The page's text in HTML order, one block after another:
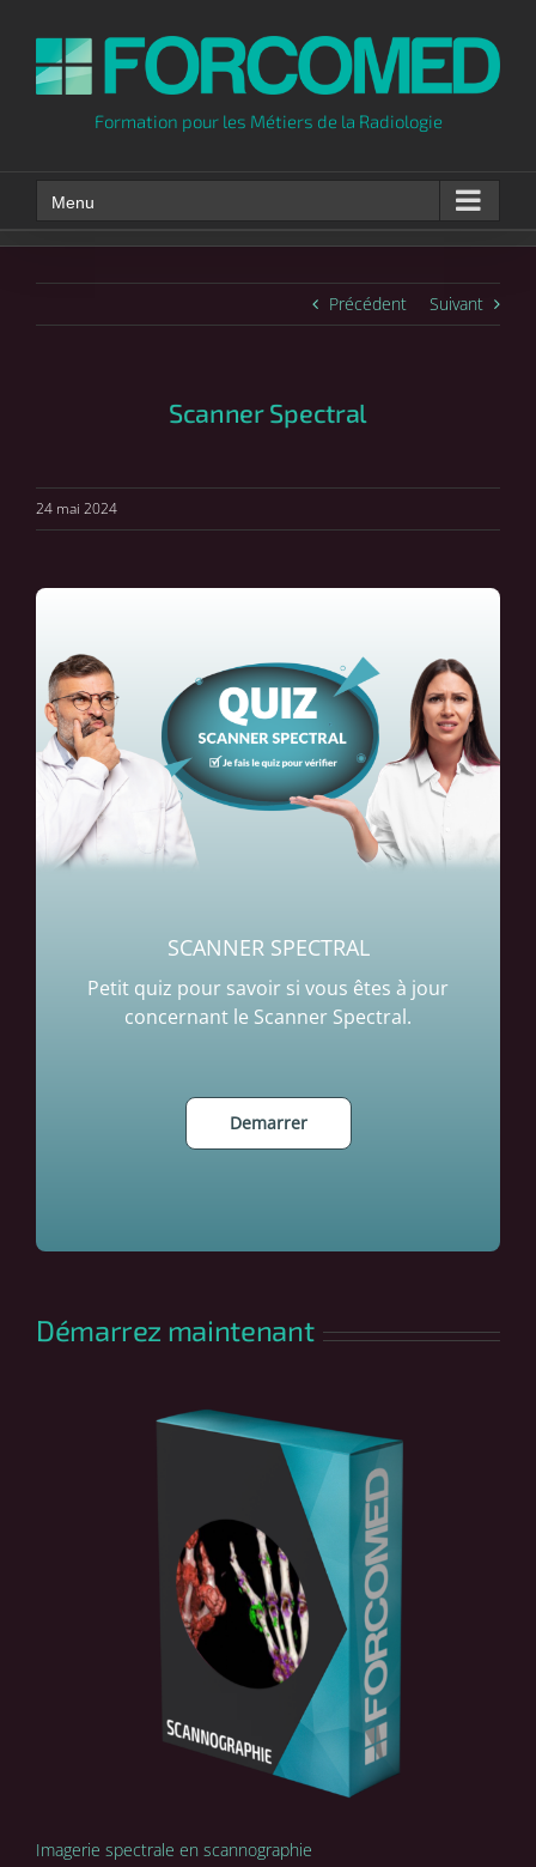
content
Formation pour les Métiers de la Radiologie
Menu
Précédent Suivant
Scanner Spectral
24 mai 2024
SCANNER SPECTRAL
Petit quiz pour savoir si vous êtes à jour
concernant le Scanner Spectral.
Démarrez maintenant
Imagerie spectrale en scannographie